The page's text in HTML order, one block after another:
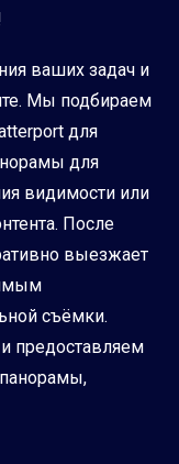
ваших задач и
Мы подбираем
для
для
видимости или
После
выезжает
съёмки.
предоставляем